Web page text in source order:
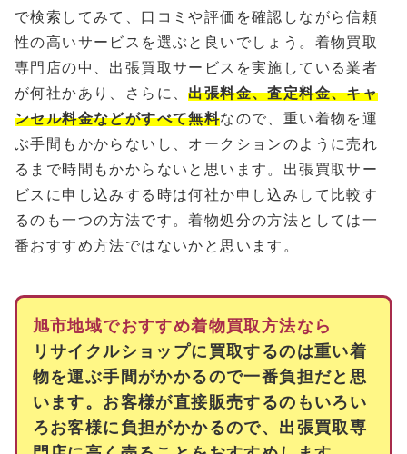
で検索してみて、口コミや評価を確認しながら信頼
性の高いサービスを選ぶと良いでしょう。着物買取
専門店の中、出張買取サービスを実施している業者
が何社かあり、さらに、出張料金、査定料金、キャ
ンセル料金などがすべて無料なので、重い着物を運
ぶ手間もかからないし、オークションのように売れ
るまで時間もかからないと思います。出張買取サー
ビスに申し込みする時は何社か申し込みして比較す
るのも一つの方法です。着物処分の方法としては一
番おすすめ方法ではないかと思います。
旭市地域でおすすめ着物買取方法なら
リサイクルショップに買取するのは重い着
物を運ぶ手間がかかるので一番負担だと思
います。お客様が直接販売するのもいろい
ろお客様に負担がかかるので、出張買取専